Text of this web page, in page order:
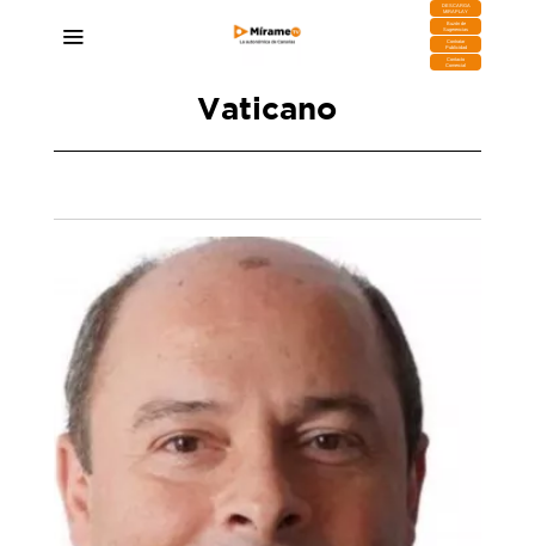
DESCARGA
MIRAPLAY
Buzón de
Sugerencias
Contratar
Publicidad
Contacto
Comercial
Vaticano